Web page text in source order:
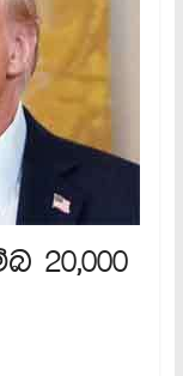
20,000